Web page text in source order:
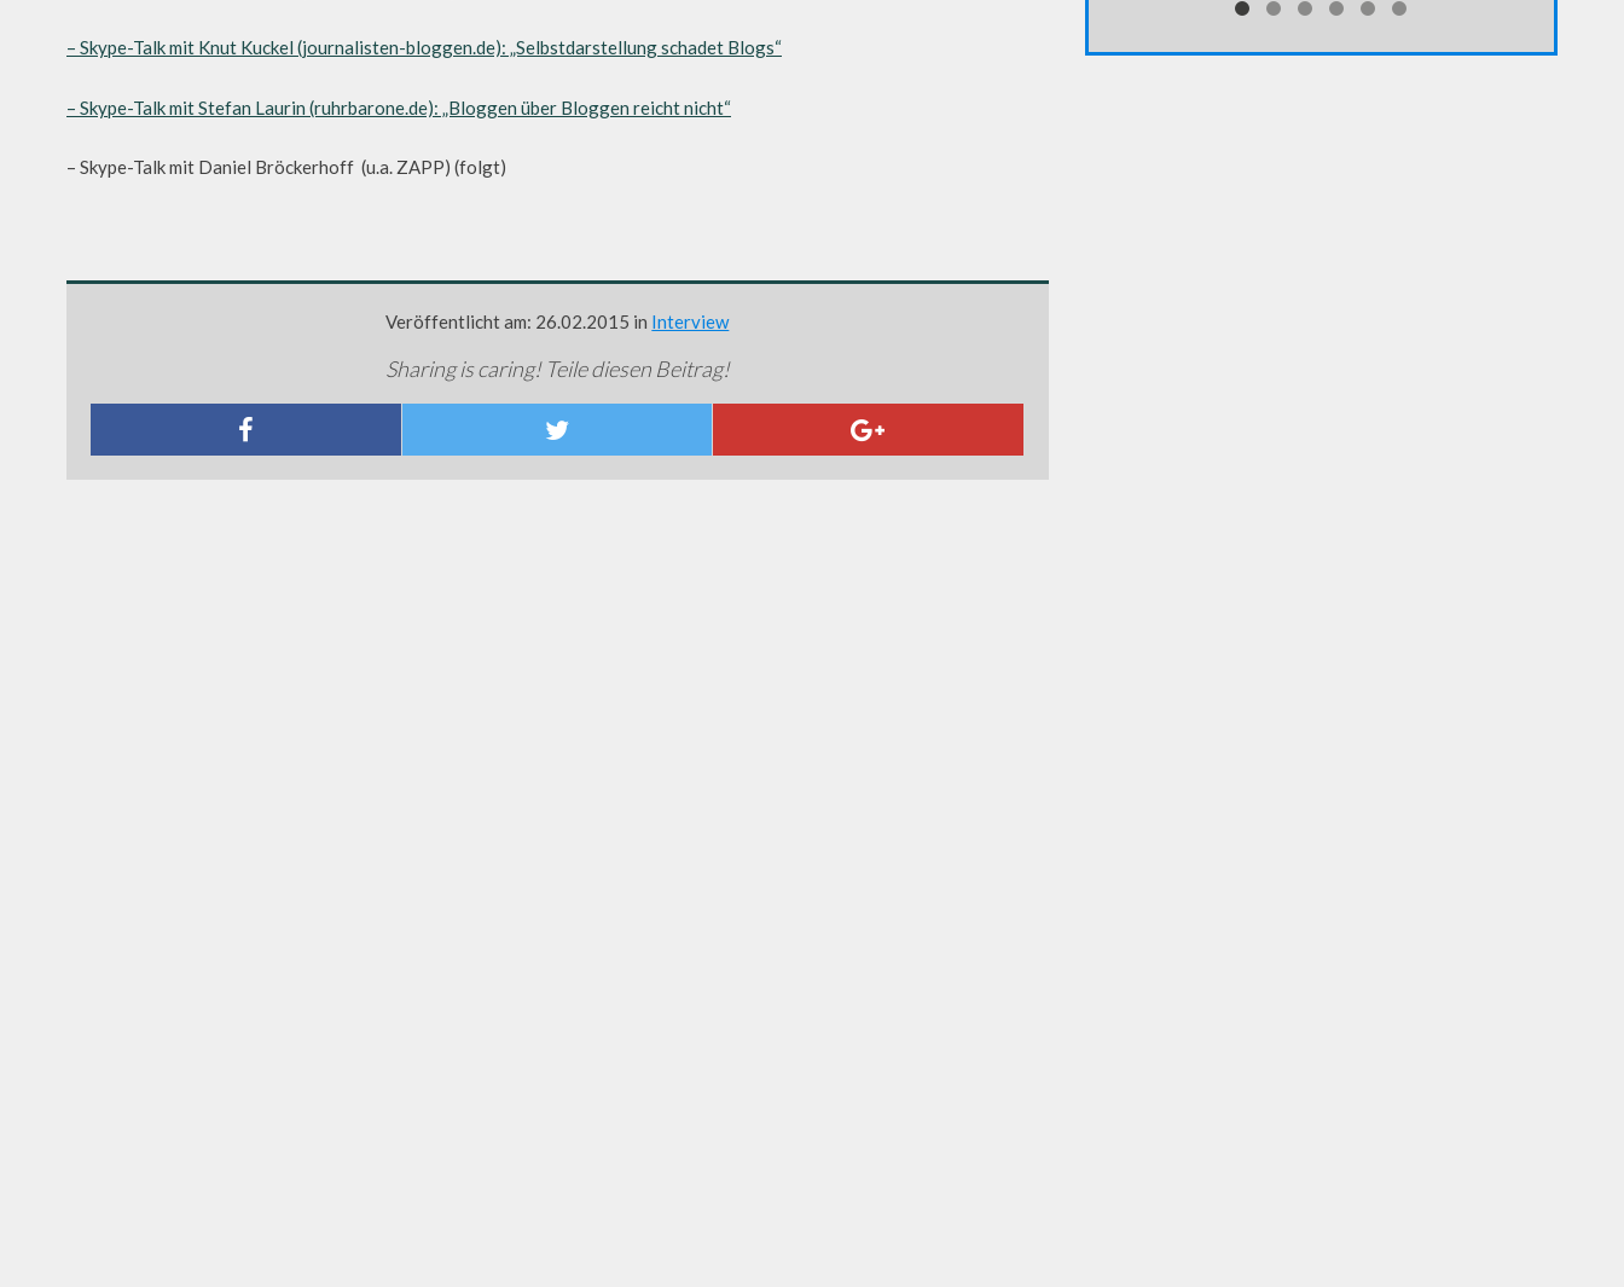
– Skype-Talk mit Knut Kuckel (journalisten-bloggen.de): „Selbstdarstellung schadet Blogs“
– Skype-Talk mit Stefan Laurin (ruhrbarone.de): „Bloggen über Bloggen reicht nicht“
– Skype-Talk mit Daniel Bröckerhoff (u.a. ZAPP) (folgt)
Veröffentlicht am: 26.02.2015 in Interview
Sharing is caring! Teile diesen Beitrag!